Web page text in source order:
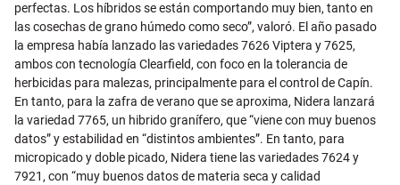
perfectas. Los híbridos se están comportando muy bien, tanto en
las cosechas de grano húmedo como seco”, valoró. El año pasado
la empresa había lanzado las variedades 7626 Viptera y 7625,
ambos con tecnología Clearfield, con foco en la tolerancia de
herbicidas para malezas, principalmente para el control de Capín.
En tanto, para la zafra de verano que se aproxima, Nidera lanzará
la variedad 7765, un hibrido granífero, que “viene con muy buenos
datos” y estabilidad en “distintos ambientes”. En tanto, para
micropicado y doble picado, Nidera tiene las variedades 7624 y
7921, con “muy buenos datos de materia seca y calidad